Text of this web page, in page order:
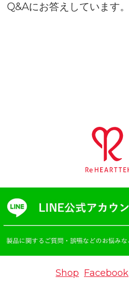
Q&Aにお答えしています。
Shop Facebook